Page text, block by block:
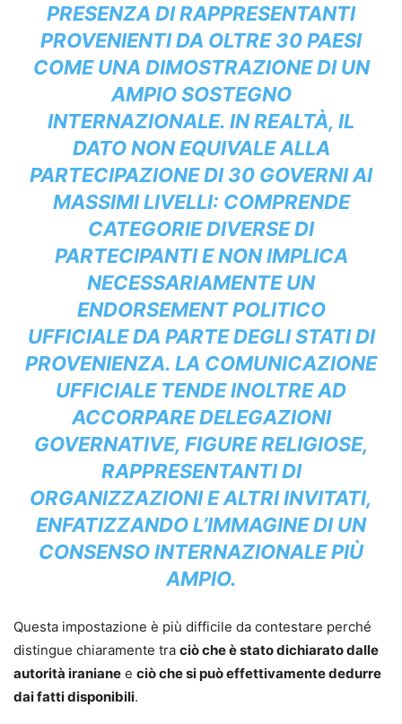
PRESENZA DI RAPPRESENTANTI
PROVENIENTI DA OLTRE 30 PAESI
COME UNA DIMOSTRAZIONE DI UN
AMPIO SOSTEGNO
INTERNAZIONALE. IN REALTÀ, IL
DATO NON EQUIVALE ALLA
PARTECIPAZIONE DI 30 GOVERNI AI
MASSIMI LIVELLI: COMPRENDE
CATEGORIE DIVERSE DI
PARTECIPANTI E NON IMPLICA
NECESSARIAMENTE UN
ENDORSEMENT POLITICO
UFFICIALE DA PARTE DEGLI STATI DI
PROVENIENZA. LA COMUNICAZIONE
UFFICIALE TENDE INOLTRE AD
ACCORPARE DELEGAZIONI
GOVERNATIVE, FIGURE RELIGIOSE,
RAPPRESENTANTI DI
ORGANIZZAZIONI E ALTRI INVITATI,
ENFATIZZANDO L’IMMAGINE DI UN
CONSENSO INTERNAZIONALE PIÙ
AMPIO.
Questa impostazione è più difficile da contestare perché
distingue chiaramente tra ciò che è stato dichiarato dalle
autorità iraniane e ciò che si può effettivamente dedurre
dai fatti disponibili.